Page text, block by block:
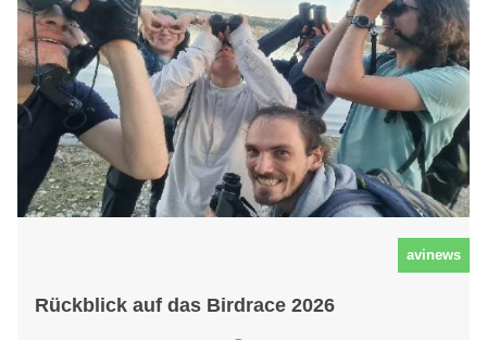
avinews
Rückblick auf das Birdrace 2026